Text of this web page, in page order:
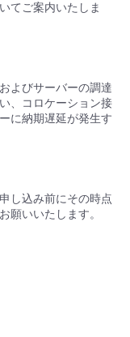
てご案内いたしま
よびサーバーの調達
、コロケーション接
に納期遅延が発生す
し込み前にその時点
願いいたします。